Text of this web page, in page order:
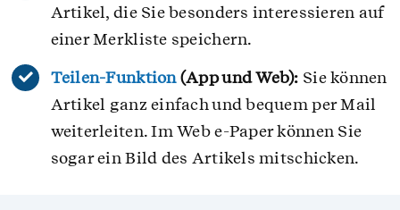
Artikel, die Sie besonders interessieren auf
einer Merkliste speichern.
Teilen-Funktion(App und Web): Sie können
Artikel ganz einfach und bequem per Mail
weiterleiten. Im Web e-Paper können Sie
sogar ein Bild des Artikels mitschicken.